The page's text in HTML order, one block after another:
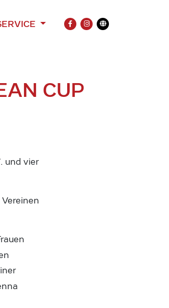
FACEBOOK
INSTAGRAM
Übersetzung
CUP
und vier